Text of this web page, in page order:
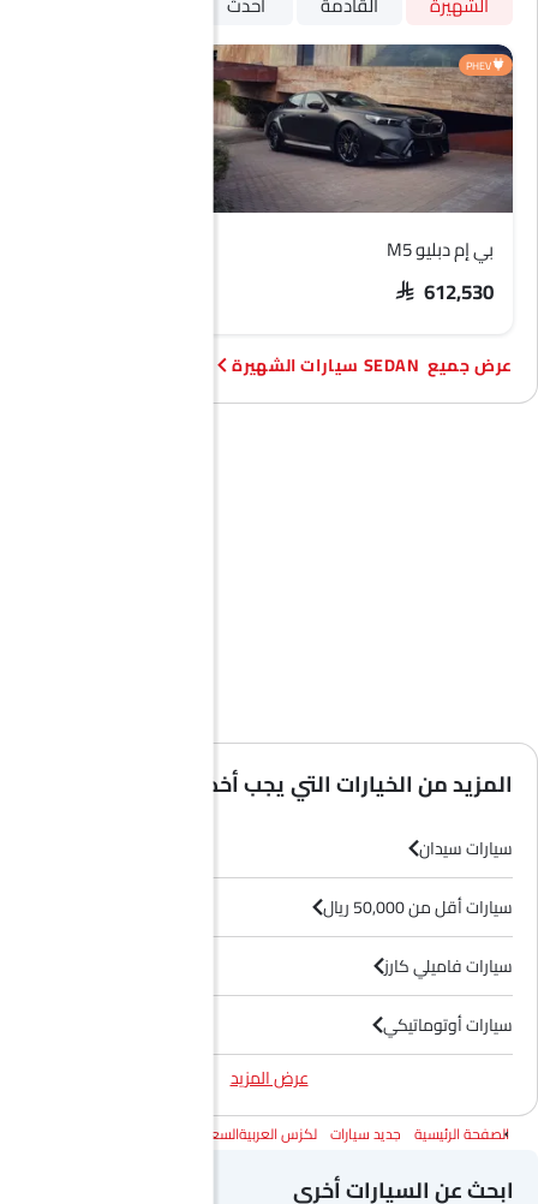
PHEV
بي إم دبليو M5
SAR 612,530
SEDAN سيارات الشهيرة
المزيد من الخيارات التي يجب أخذها في الاعتبار
سيارات سيدان
سيارات أقل من 50,000 ريال
سيارات فاميلي كارز
سيارات أوتوماتيكي
سيارات 3000 سى سى وما فوق
عرض المزيد
الصفحة الرئيسية جديد سيارات لكزس العربيةالسعودية
ابحث عن السيارات أخرى